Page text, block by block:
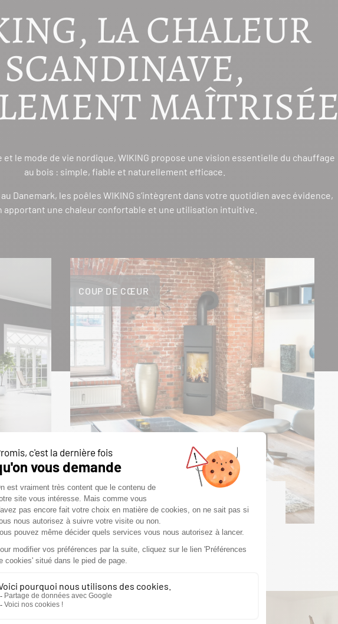
LA CHALEUR
SCANDINAVE,
MAÎTRISÉE
et le mode de vie nordique, WIKING propose une vision essentielle du chauffage
au bois : simple, fiable et naturellement efficace.
Danemark, les poêles WIKING s’intègrent dans votre quotidien avec évidence,
apportant une chaleur confortable et une utilisation intuitive.
COUP DE CŒUR
MIRO 6+
DÉCOUVRIR